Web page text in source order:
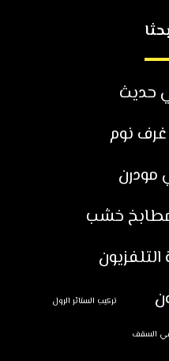
حديث
غرف نوم
مودرن
خشب
تركيب الستائر الرول
في السقف